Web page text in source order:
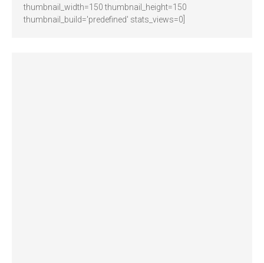
thumbnail_width=150 thumbnail_height=150
thumbnail_build='predefined' stats_views=0]